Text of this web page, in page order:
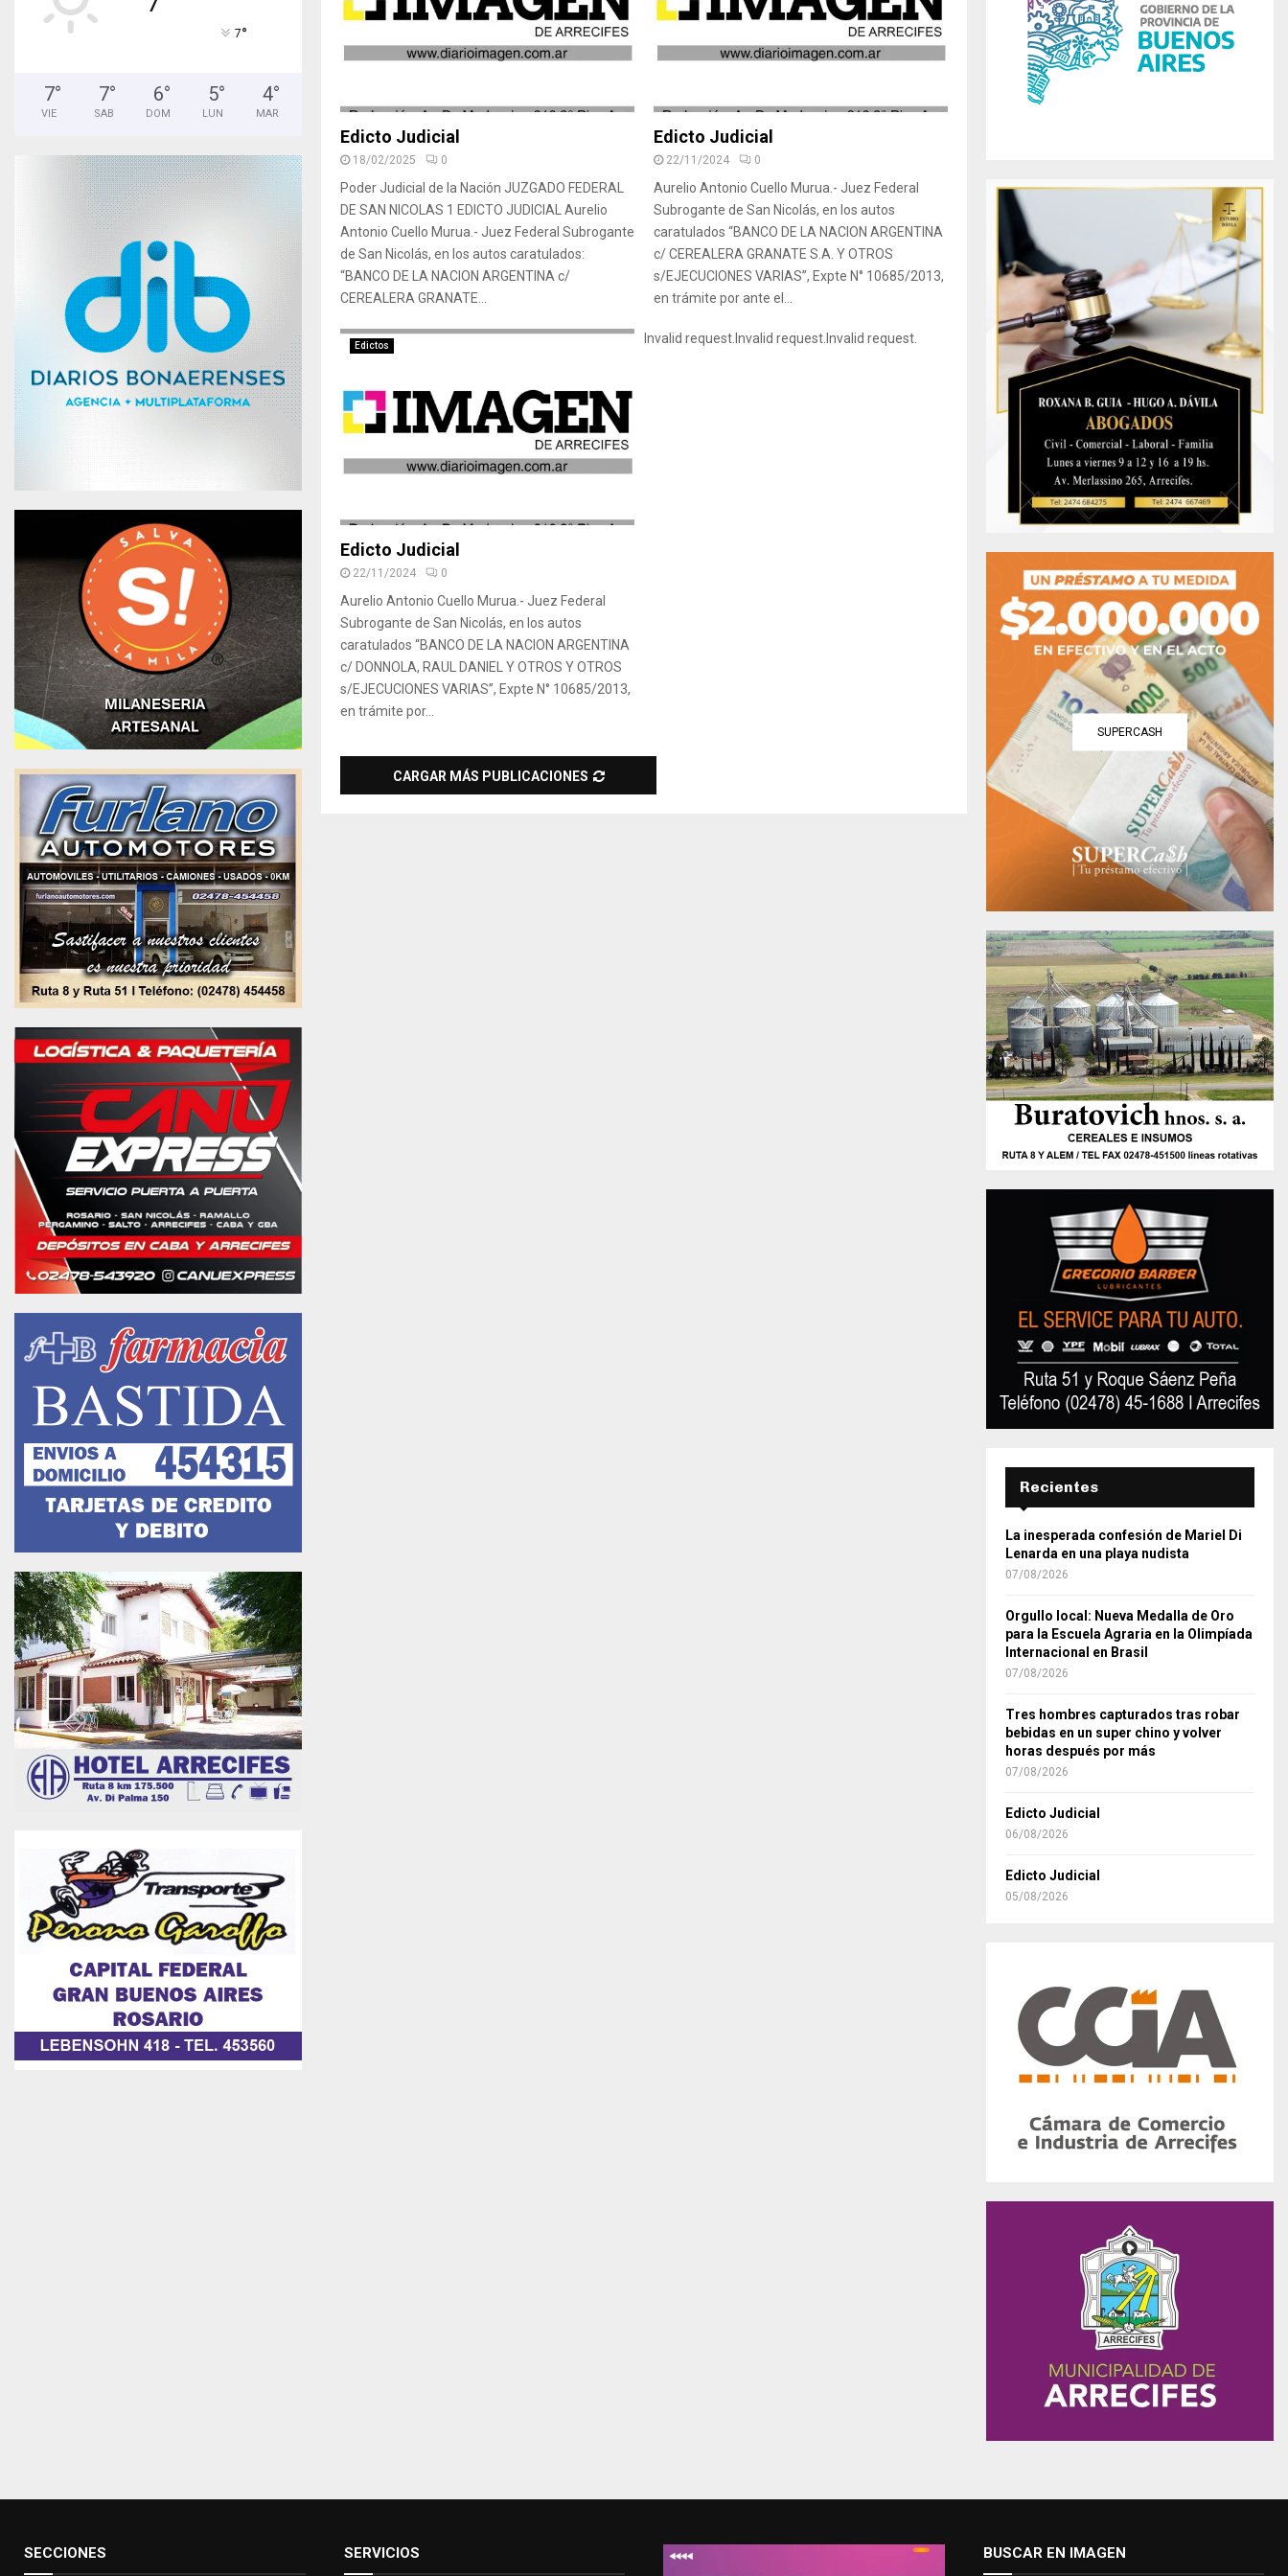
Edicto Judicial
18/02/2025 0
Poder Judicial de la Nación JUZGADO FEDERAL
DE SAN NICOLAS 1 EDICTO JUDICIAL Aurelio
Antonio Cuello Murua.- Juez Federal Subrogante
de San Nicolás, en los autos caratulados:
“BANCO DE LA NACION ARGENTINA c/
CEREALERA GRANATE...
Edicto Judicial
22/11/2024 0
Aurelio Antonio Cuello Murua.- Juez Federal
Subrogante de San Nicolás, en los autos
caratulados “BANCO DE LA NACION ARGENTINA
c/ CEREALERA GRANATE S.A. Y OTROS
s/EJECUCIONES VARIAS”, Expte N° 10685/2013,
en trámite por ante el...
Edictos
Edicto Judicial
22/11/2024 0
Aurelio Antonio Cuello Murua.- Juez Federal
Subrogante de San Nicolás, en los autos
caratulados “BANCO DE LA NACION ARGENTINA
c/ DONNOLA, RAUL DANIEL Y OTROS Y OTROS
s/EJECUCIONES VARIAS”, Expte N° 10685/2013,
en trámite por...
Invalid request. Invalid request. Invalid request.
CARGAR MÁS PUBLICACIONES
7°
7°
VIE
7°
SAB
6°
DOM
5°
LUN
4°
MAR
R
C
SUPERCASH
Recientes
La inesperada confesión de Mariel Di
Lenarda en una playa nudista
07/08/2026
Orgullo local: Nueva Medalla de Oro
para la Escuela Agraria en la Olimpíada
Internacional en Brasil
07/08/2026
Tres hombres capturados tras robar
bebidas en un super chino y volver
horas después por más
07/08/2026
Edicto Judicial
06/08/2026
Edicto Judicial
05/08/2026
SECCIONES SERVICIOS BUSCAR EN IMAGEN